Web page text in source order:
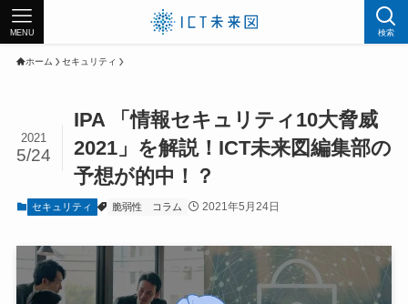
検索
MENU
ホーム セキュリティ
IPA 「情報セキュリティ10大脅威
2021」を解説！ICT未来図編集部の
予想が的中！？
2021
5/24
セキュリティ 脆弱性 コラム 2021年5月24日